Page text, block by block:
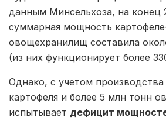
данным Минсельхоза, на конец
суммарная мощность
овощехранилищ составила
(из них функционирует более
Однако, с учетом
картофеля и более 5 млн тонн
испытывает дефицит